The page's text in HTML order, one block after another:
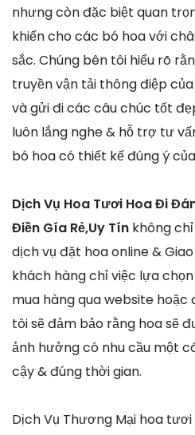
nhưng còn đặc biệt quan
khiến cho các bó hoa với
sắc. Chúng bên tôi hiểu rõ
truyền vận tải thông điệp
và gửi đi các câu chúc tốt
luôn lắng nghe & hỗ trợ tư
bó hoa có thiết kế đúng ý
Dịch Vụ Hoa Tươi Hoa Đi
Điền Gía Rẻ,Uy Tín không
dịch vụ đặt hoa online &
khách hàng chỉ việc lựa
mua hàng qua website hoặc
tôi sẽ đảm bảo rằng hoa sẽ
ảnh hưởng có nhu cầu một
cậy & đúng thời gian.
Dịch Vụ Thương Mại hoa